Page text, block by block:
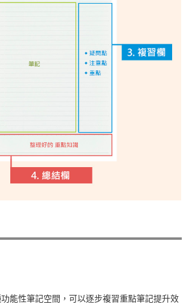
能性筆記空間，可以逐步複習重點筆記提升效